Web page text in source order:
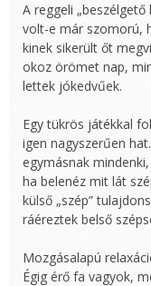
A reggeli
volt-e már szomorú,
kinek sikerült őt
okoz örömet nap,
lettek jókedvűek.
Egy tükrös játékkal
igen nagyszerűen
egymásnak
ha belenéz mit lát
külső „szép”
ráéreztek belső
Mozgásalapú
Égig érő fa vagyok,